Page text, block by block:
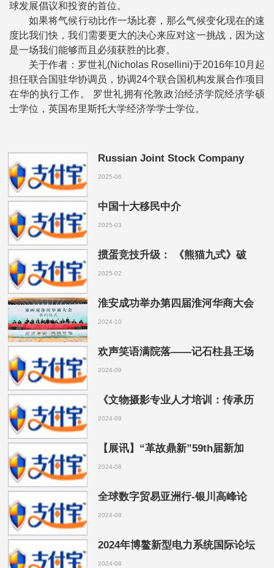
球发展倡议和投资的首位。
如果将气候行动比作一场比赛，那么气候变化现在的速
度比我们快，我们需要更大的决心来应对这一挑战，因为这
是一场我们能够而且必须获胜的比赛。
关于作者：罗世礼(Nicholas Rosellini)于2016年10月起
担任联合国驻华协调员，协调24个联合国机构发展合作项目
在华的执行工作。 罗世礼拥有伦敦政治经济学院经济学硕
士学位，英国布里斯托大学经济学学士学位。
Russian Joint Stock Company
2025-06
中国十大移民中介
2025-03
掼蛋竞技升级： 《熊猫九式》破
2025-02
淮安成功举办第四届淮河华商大会
2024-10
欢声笑语满院落——记石柱县王场
2024-09
《文物摄影专业人才培训：传承历
2024-09
【展讯】“革故鼎新”59th届新加
2024-08
全球数字贸易亚洲行-银川高峰论
2024-08
2024年博鳌新型电力系统国际论坛
2024-08